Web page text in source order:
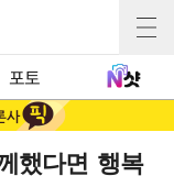
포토
했다면 행복